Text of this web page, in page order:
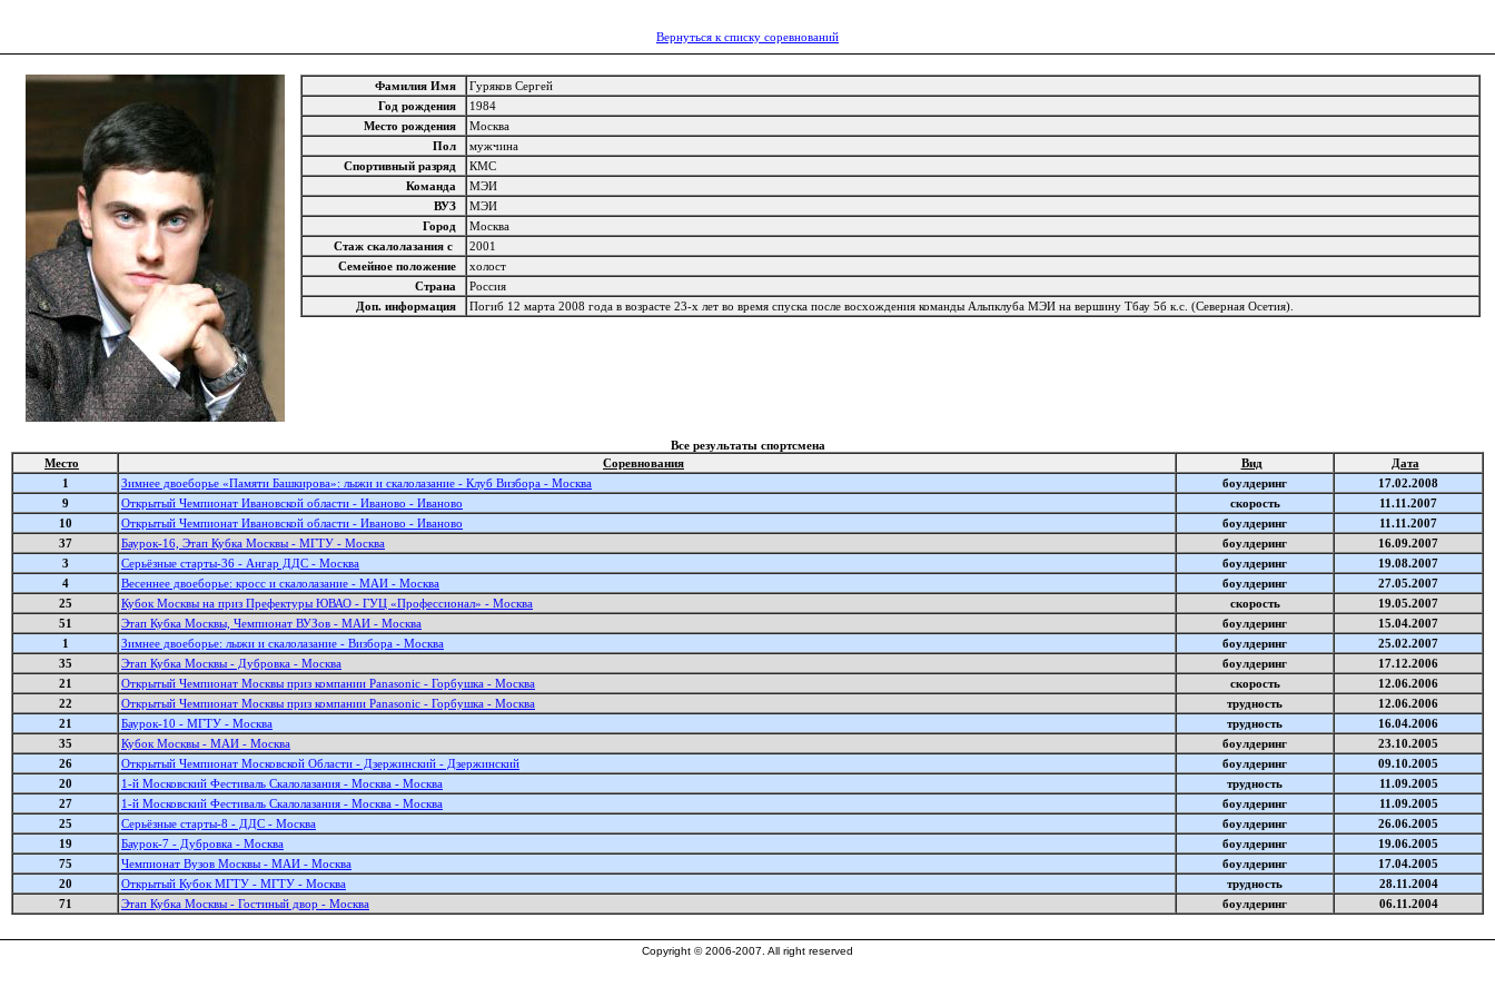
Вернуться к списку соревнований
Фамилия Имя
Гуряков Сергей
Год рождения
1984
Место рождения
Москва
Пол
мужчина
Спортивный разряд
КМС
Команда
МЭИ
ВУЗ
МЭИ
Город
Москва
Стаж скалолазания с
2001
Семейное положение
холост
Страна
Россия
Доп. информация
Погиб 12 марта 2008 года в возрасте 23-х лет во время спуска после восхождения команды Альпклуба МЭИ на вершину Тбау 5б к.с. (Северная Осетия).
Все результаты спортсмена
Место
Соревнования Вид
Дата
1
Зимнее двоеборье «Памяти Башкирова»: лыжи и скалолазание - Клуб Визбора - Москва боулдеринг
17.02.2008
9
Открытый Чемпионат Ивановской области - Иваново - Иваново скорость
11.11.2007
10
Открытый Чемпионат Ивановской области - Иваново - Иваново боулдеринг
11.11.2007
37
Баурок-16, Этап Кубка Москвы - МГТУ - Москва боулдеринг
16.09.2007
3
Серьёзные старты-36 - Ангар ДДС - Москва боулдеринг
19.08.2007
4
Весеннее двоеборье: кросс и скалолазание - МАИ - Москва боулдеринг
27.05.2007
25
Кубок Москвы на приз Префектуры ЮВАО - ГУЦ «Профессионал» - Москва скорость
19.05.2007
51
Этап Кубка Москвы, Чемпионат ВУЗов - МАИ - Москва боулдеринг
15.04.2007
1
Зимнее двоеборье: лыжи и скалолазание - Визбора - Москва боулдеринг
25.02.2007
35
Этап Кубка Москвы - Дубровка - Москва боулдеринг
17.12.2006
21
Открытый Чемпионат Москвы приз компании Panasonic - Горбушка - Москва скорость
12.06.2006
22
Открытый Чемпионат Москвы приз компании Panasonic - Горбушка - Москва трудность
12.06.2006
21
Баурок-10 - МГТУ - Москва трудность
16.04.2006
35
Кубок Москвы - МАИ - Москва боулдеринг
23.10.2005
26
Открытый Чемпионат Московской Области - Дзержинский - Дзержинский боулдеринг
09.10.2005
20
1-й Московский Фестиваль Скалолазания - Москва - Москва трудность
11.09.2005
27
1-й Московский Фестиваль Скалолазания - Москва - Москва боулдеринг
11.09.2005
25
Серьёзные старты-8 - ДДС - Москва боулдеринг
26.06.2005
19
Баурок-7 - Дубровка - Москва боулдеринг
19.06.2005
75
Чемпионат Вузов Москвы - МАИ - Москва боулдеринг
17.04.2005
20
Открытый Кубок МГТУ - МГТУ - Москва трудность
28.11.2004
71
Этап Кубка Москвы - Гостиный двор - Москва боулдеринг 06.11.2004
Copyright © 2006-2007. All right reserved